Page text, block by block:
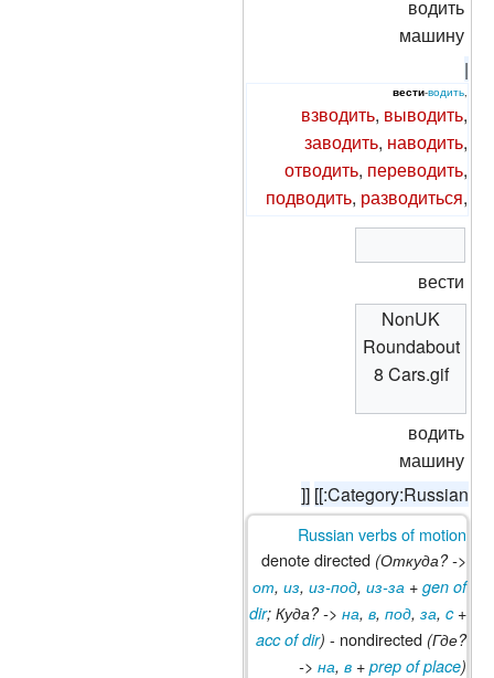
водить
машину
|
вести-водить,
взводить, выводить,
заводить, наводить,
отводить, переводить,
подводить, разводиться,
вести
NonUK
Roundabout
8 Cars.gif
водить
машину
]] [[:Category:Russian
Russian verbs of motion
denote directed (Откуда? ->
от, из, из-под, из-за + gen of
dir; Куда? -> на, в, под, за, c+
acc of dir) - nondirected (Где?
-> на, в + prep of place)